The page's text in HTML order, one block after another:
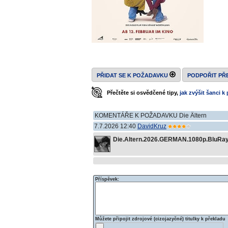
PŘIDAT SE K POŽADAVKU PODPOŘIT
Přečtěte si osvědčené tipy, jak zvýšit šanci k
KOMENTÁŘE K POŽADAVKU Die Ältern
7.7.2026 12:40 DavidKruz
Příspěvek:
Můžete připojit zdrojové (cizojazyčné) titulky k překladu